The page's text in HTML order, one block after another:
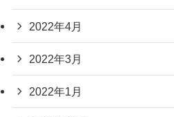
2022年4月
2022年3月
2022年1月